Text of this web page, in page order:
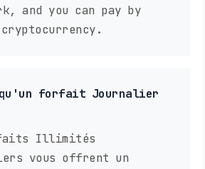
and you can pay by
forfait Journalier
Illimités
vous offrent un